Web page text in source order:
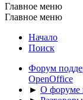
Главное меню
Главное меню
Начало
Поиск
Форум
OpenOffice
► О форуме